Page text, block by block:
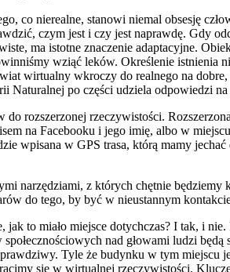
co nierealne, stanowi niemal obsesję
czym jest i czy jest naprawdę. Gdy
ma istotne znaczenie adaptacyjne.
wziąć leków. Określenie
wirtualny wkroczy do realnego na
Naturalnej po części udziela odpowiedzi na
rozszerzonej rzeczywistości.
na Facebooku i jego imię, albo w
wpisana w GPS trasa, którą mamy
narzędziami, z których chętnie
do tego, by być w nieustannym
to miało miejsce dotychczas? I tak, i
nad głowami ludzi
Tyle że budynku w tym
się w wirtualnej rzeczywistości.